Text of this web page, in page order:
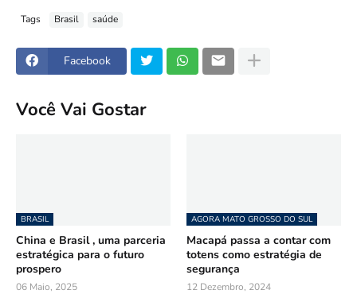
Tags Brasil saúde
Facebook
Você Vai Gostar
BRASIL
China e Brasil , uma parceria
estratégica para o futuro
prospero
06 Maio, 2025
AGORA MATO GROSSO DO SUL
Macapá passa a contar com
totens como estratégia de
segurança
12 Dezembro, 2024